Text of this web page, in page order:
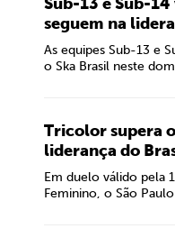
seguem na
As equipes Sub-13 e
o Ska Brasil neste
Tricolor supera
liderança do
Em duelo válido pela
Feminino, o São